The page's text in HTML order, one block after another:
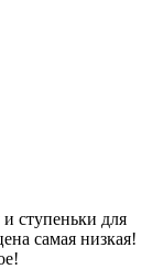
и ступеньки для
самая низкая!